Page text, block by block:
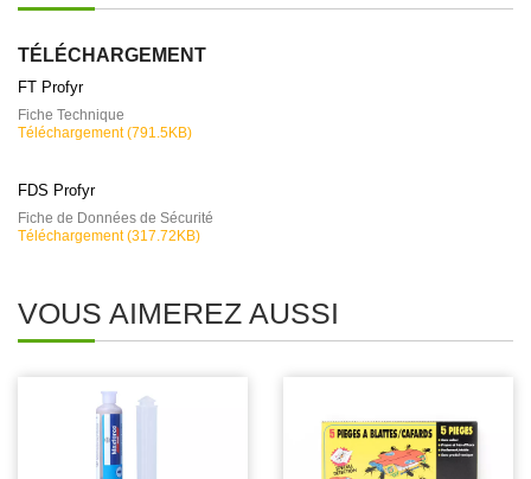
TÉLÉCHARGEMENT
FT Profyr
Fiche Technique
Téléchargement (791.5KB)
FDS Profyr
Fiche de Données de Sécurité
Téléchargement (317.72KB)
VOUS AIMEREZ AUSSI